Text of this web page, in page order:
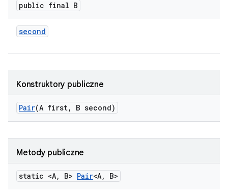
public final B
second
Konstruktory publiczne
Pair(A first, B second)
Metody publiczne
static <A, B> Pair<A, B>